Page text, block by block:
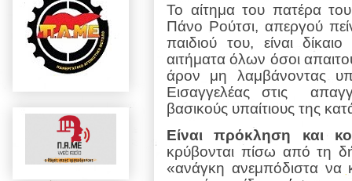
Το αίτημα του πατέρα
Πάνο Ρούτσι, απεργού
παιδιού του, είναι
αιτήματα όλων όσοι
άρον μη λαμβάνοντας
Εισαγγελέας στις
βασικούς υπαίτιους της
Είναι πρόκληση και
κρύβονται πίσω από τη
«ανάγκη ανεμπόδιστα να